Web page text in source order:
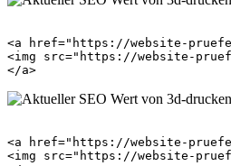
<a href="https://website-
<img src="https://website-
<a href="https://website-
<img src="https://website-